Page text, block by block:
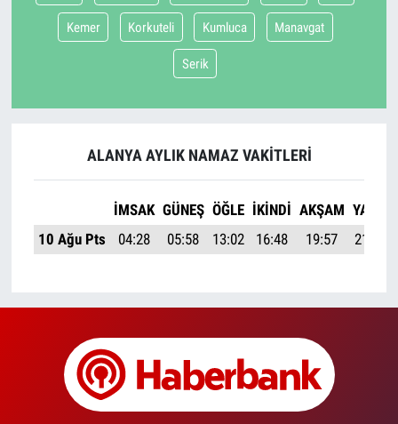
Kemer Korkuteli Kumluca Manavgat
Serik
ALANYA AYLIK NAMAZ VAKITLERI
İMSAK GÜNEŞ ÖĞLE İKINDI AKŞAM YATSI
10 Ağu Pts
04:28 05:58 13:02 16:48 19:57 21:21